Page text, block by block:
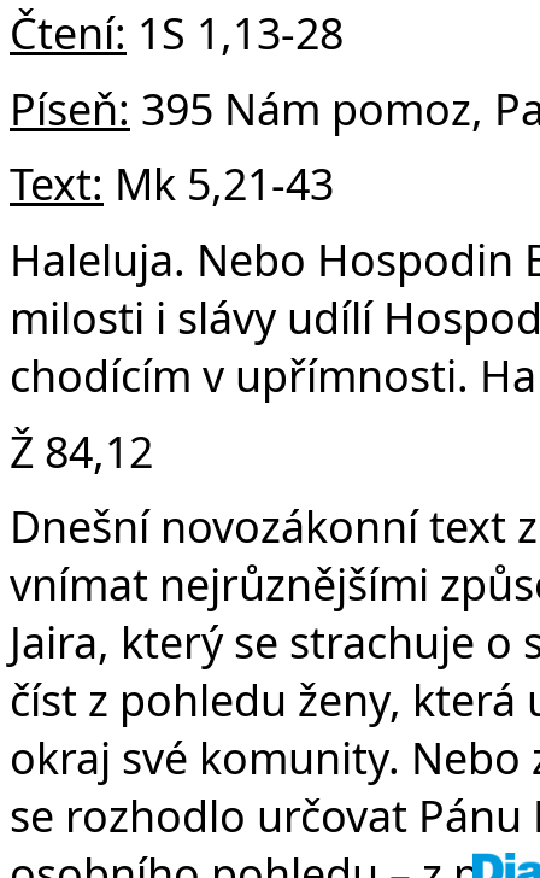
v
Čtení: 1S 1,13-28
Píseň: 395 Nám pomoz,
Text: Mk 5,21-43
Haleluja. Nebo Hospodin
milosti i slávy udílí
chodícím v upřímnosti.
Ž 84,12
Dnešní novozákonní text
vnímat nejrůznějšími
Jaira, který se strachuje
číst z pohledu ženy,
okraj své komunity. Nebo
se rozhodlo určovat